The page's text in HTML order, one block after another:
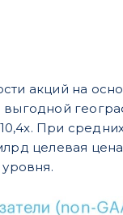
акций на
10,4x. При
целевая